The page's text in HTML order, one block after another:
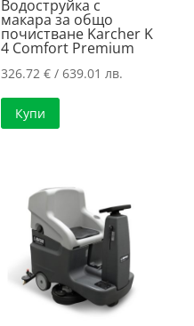
Водоструйка с
макара за общо
почистване Karcher K
4 Comfort Premium
326.72€ / 639.01 лв.
Купи